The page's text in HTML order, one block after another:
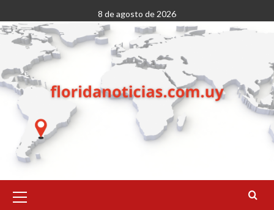
al
contenido
8 de agosto de 2026
primario